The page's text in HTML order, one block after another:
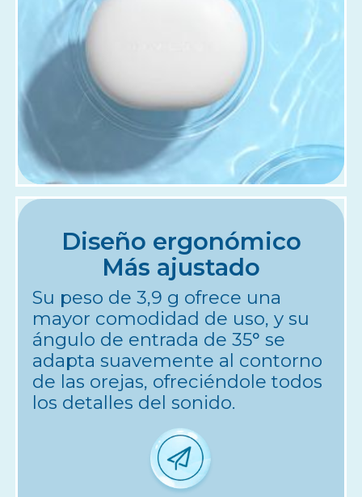
Diseño ergonómico
Más ajustado
Su peso de 3,9 g ofrece una
mayor comodidad de uso, y su
ángulo de entrada de 35° se
adapta suavemente al contorno
de las orejas, ofreciéndole todos
los detalles del sonido.